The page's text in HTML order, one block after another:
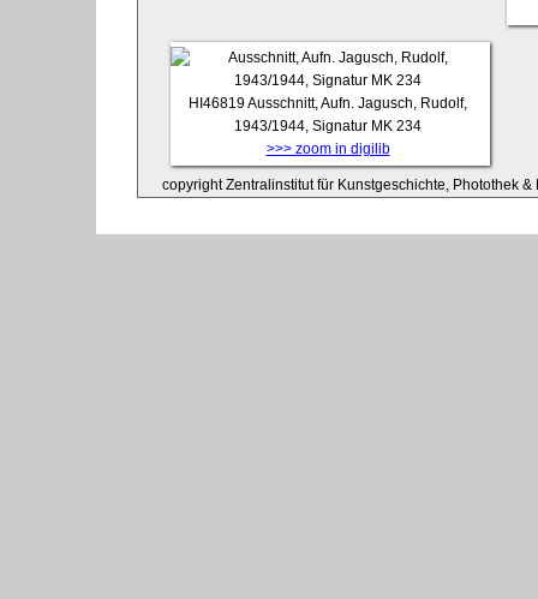
HI46819Ausschnitt, Aufn. Jagusch, Rudolf,
1943/1944, Signatur MK 234
>>> zoom in digilib
copyright Zentralinstitut für Kunstgeschichte, Photothek &